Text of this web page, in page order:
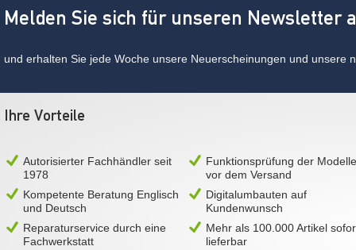
Melden Sie sich für unseren Newsletter
und erhalten Sie jede Woche unsere Neuerscheinungen und unsere
Ihre Vorteile
Autorisierter Fachhändler seit
1978
Funktionsprüfung der Modelle
vor dem Versand
Kompetente Beratung Englisch
und Deutsch
Digitalumbauten auf
Kundenwunsch
Reparaturservice durch eine
Fachwerkstatt
Mehr als 100.000 Artikel
lieferbar